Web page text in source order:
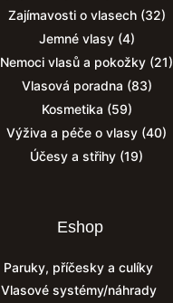
Zajímavosti o vlasech(32)
Jemné vlasy(4)
Nemoci vlasů a pokožky (21)
Vlasová poradna (83)
Kosmetika (59)
Výživa a péče o vlasy (40)
Účesy a střihy (19)
Eshop
Paruky, příčesky a culíky
Vlasové systémy/náhrady